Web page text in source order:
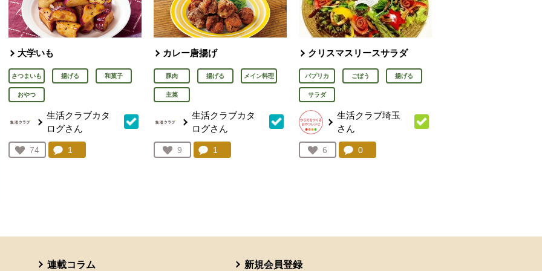
大学いも
さつまいも 揚げる 和菓子
おやつ
生活クラブカタ
ログさん
お気に入り登録：
74
人が登録
コメント：
1
カレー唐揚げ
豚肉 揚げる メイン料理
主菜
生活クラブカタ
ログさん
お気に入り登録：
9
人が登録
コメント：
1
クリスマスリースサラダ
パプリカ ごぼう 揚げる
サラダ
生活クラブ埼玉
さん
お気に入り登録：
6
人が登録
コメント：
0件。コメントを見る。
連載コラム 新規会員登録